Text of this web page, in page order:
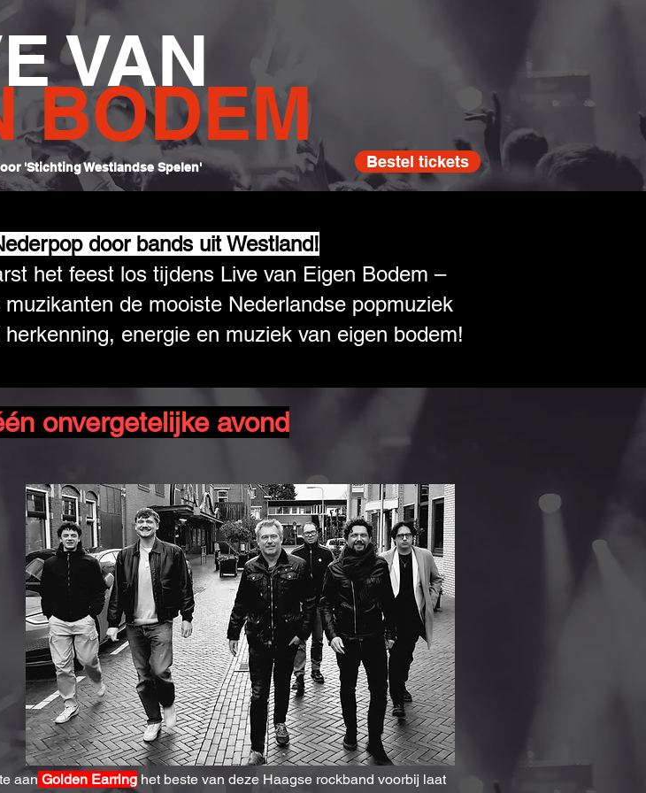
VAN
BODEM
'Stichting Westlandse Spelen' Bestel tickets
door bands uit Westland!
het feest los tijdens Live van Eigen Bodem –
de mooiste Nederlandse popmuziek
herkenning, energie en muziek van eigen bodem!
onvergetelijke avond
aan Golden Earring het beste van deze Haagse rockband voorbij laat